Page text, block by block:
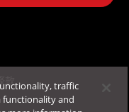
traffic
functionality and